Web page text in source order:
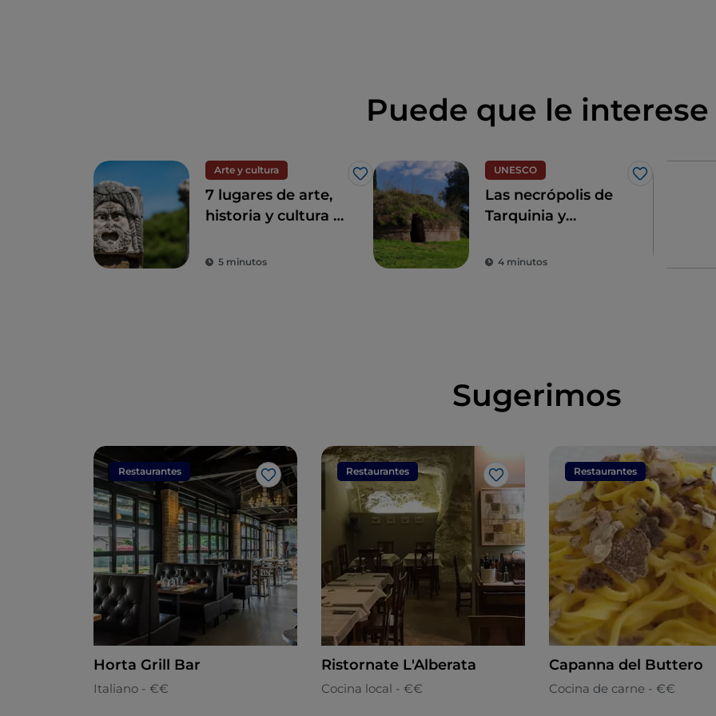
Puede que le interese
Arte y cultura
Me gusta
7 lugares de arte,
historia y cultura a
5 minutos
UNESCO
Me gusta
Las necrópolis de
Tarquinia y
4 minutos
Sugerimos
Restaurantes
Me gusta
Horta Grill Bar
Italiano - €€
Restaurantes
Me gusta
Ristornate L'Alberata
Cocina local - €€
Restaurantes
Capanna del Buttero
Cocina de carne - €€